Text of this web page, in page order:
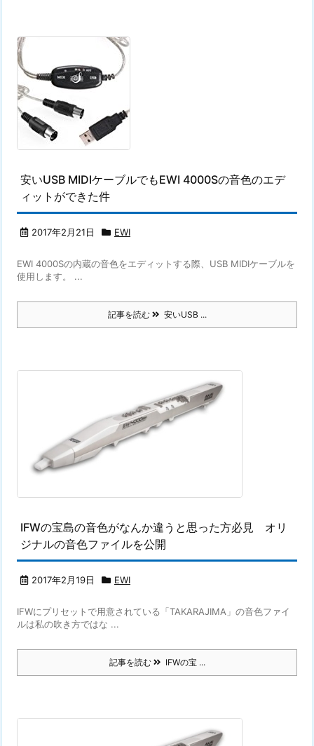
安いUSB MIDIケーブルでもEWI 4000Sの音色のエデ
ィットができた件
2017年2月21日 EWI
EWI 4000Sの内蔵の音色をエディットする際、USB MIDIケーブルを
使用します。 ...
記事を読む 安いUSB ...
IFWの宝島の音色がなんか違うと思った方必見 オリ
ジナルの音色ファイルを公開
2017年2月19日 EWI
IFWにプリセットで用意されている「TAKARAJIMA」の音色ファイ
ルは私の吹き方ではな ...
記事を読む IFWの宝 ...